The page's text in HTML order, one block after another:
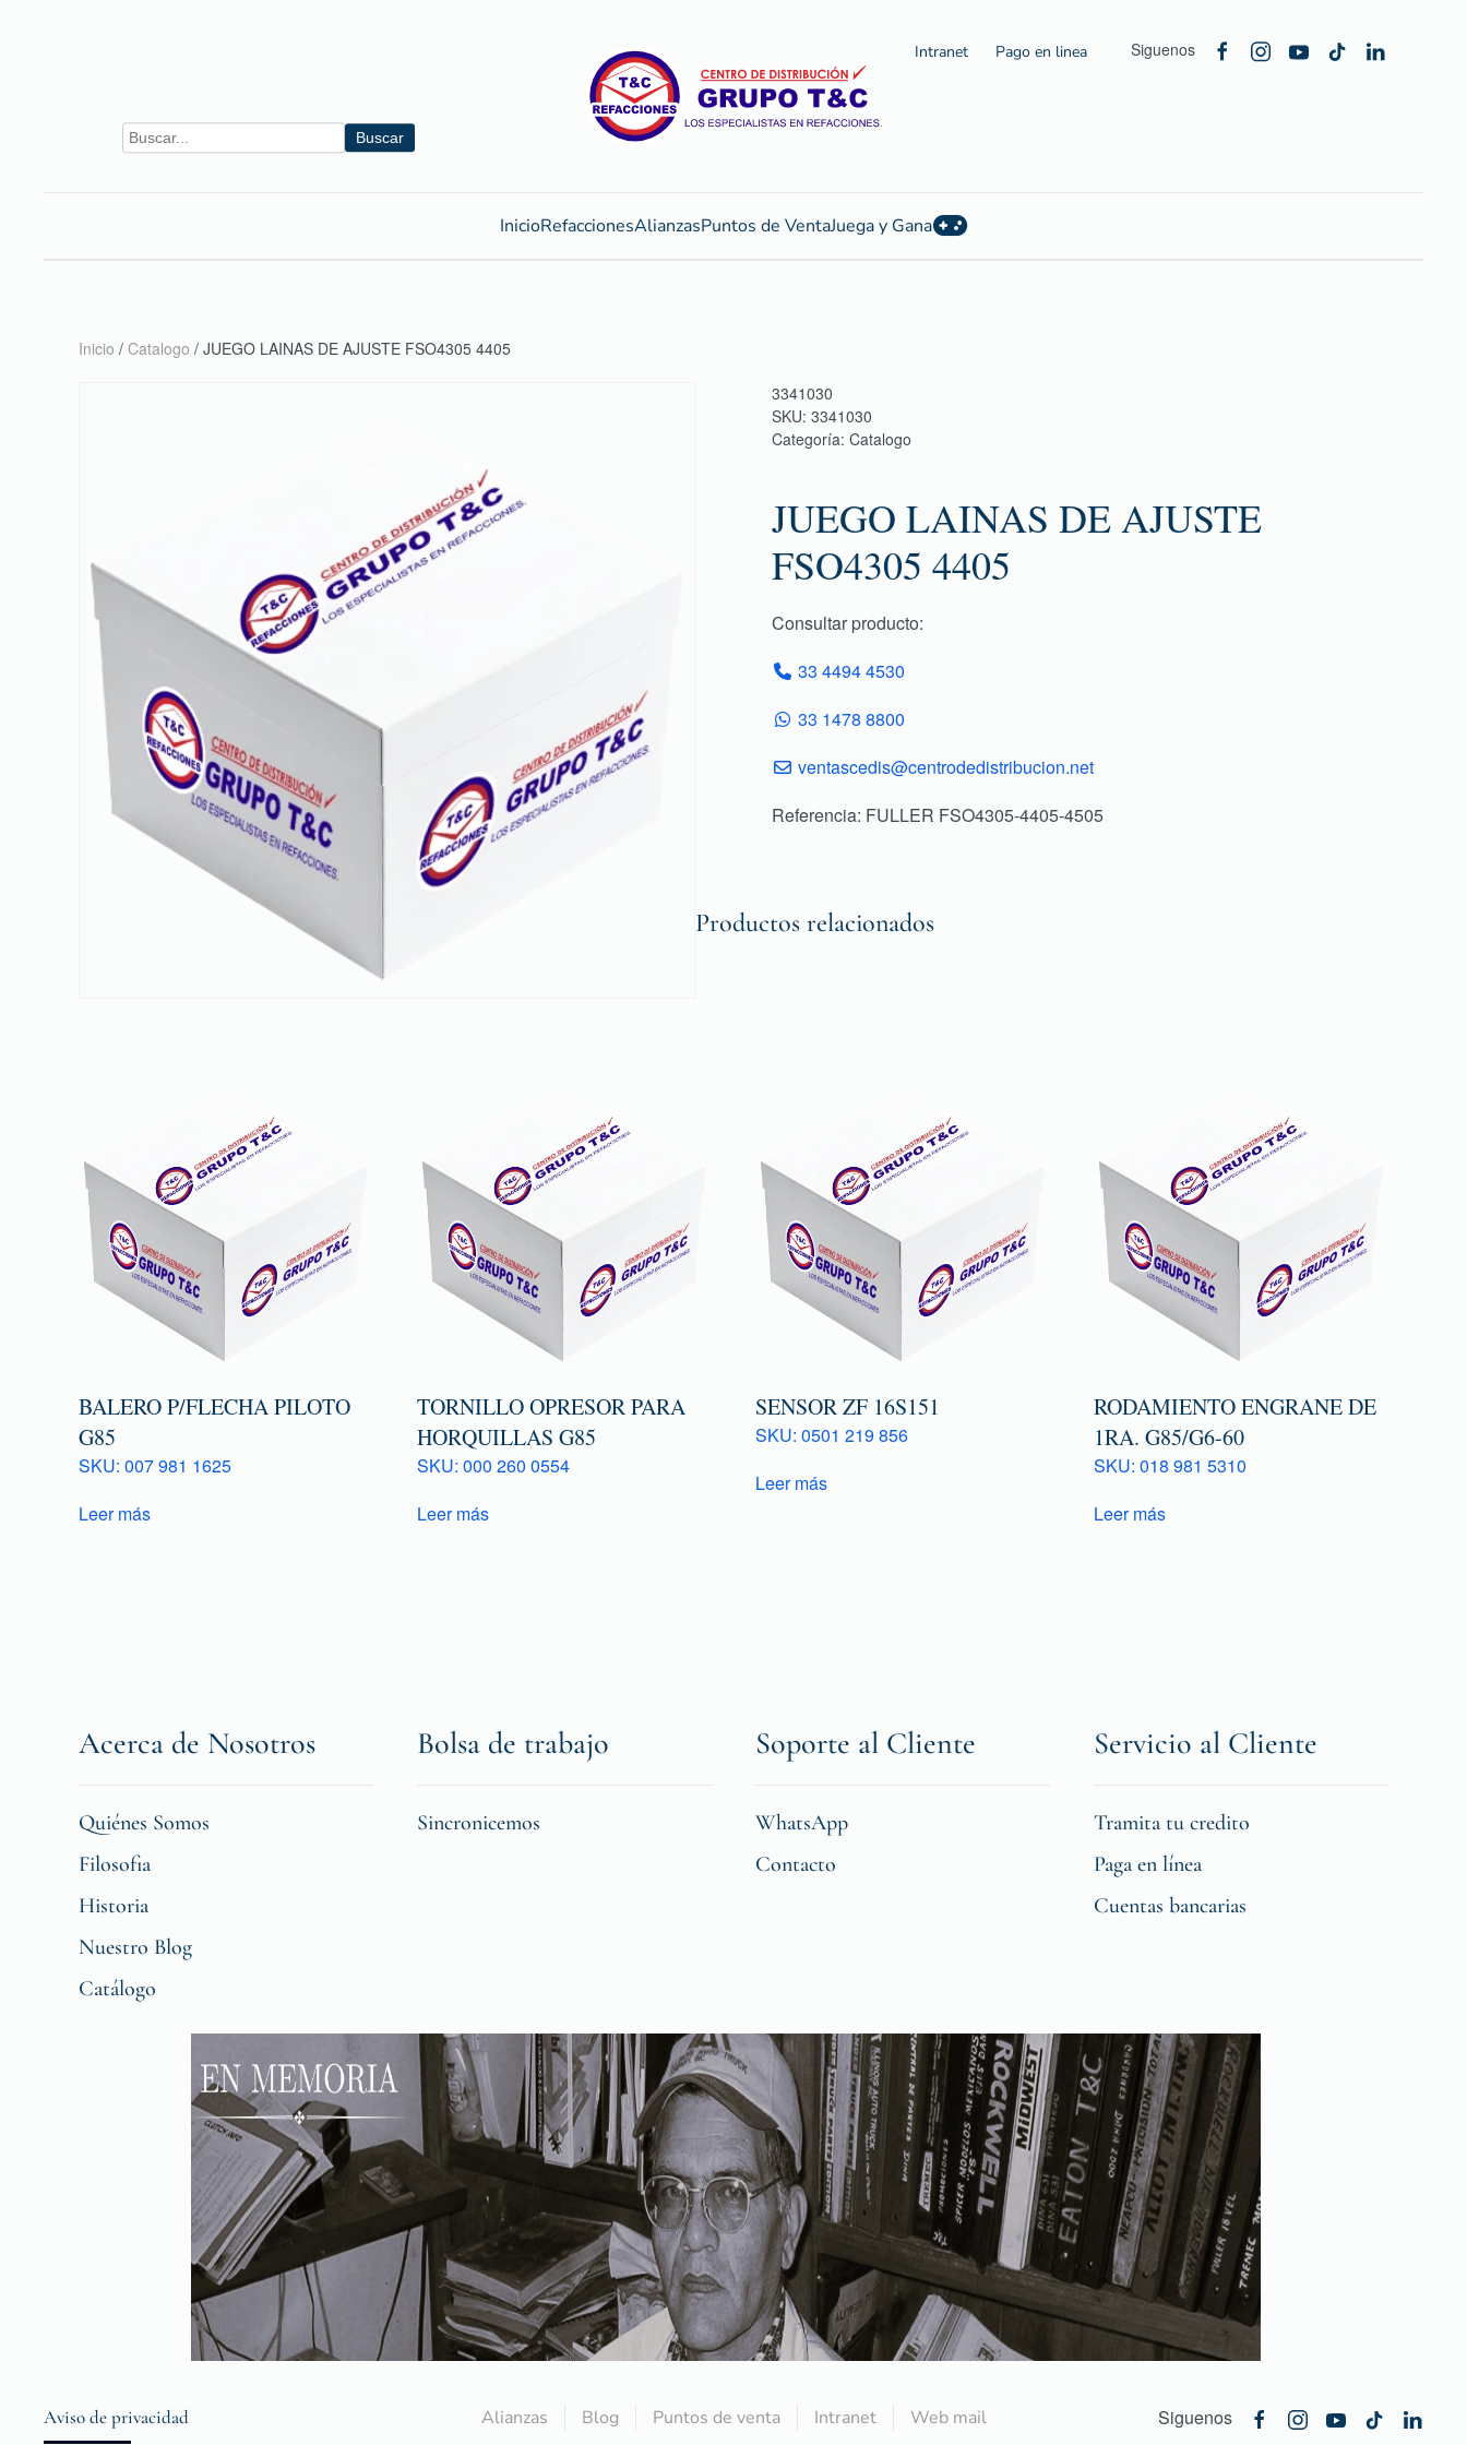
Buscar
Intranet Pago en linea Siguenos
InicioRefaccionesAlianzasPuntos de VentaJuega y Gana
Inicio / Catalogo / JUEGO LAINAS DE AJUSTE FSO4305 4405
3341030
SKU: 3341030
Categoría: Catalogo
JUEGO LAINAS DE AJUSTE
FSO4305 4405
Consultar producto:
33 4494 4530
33 1478 8800
ventascedis@centrodedistribucion.net
Referencia: FULLER FSO4305-4405-4505
Productos relacionados
BALERO P/FLECHA PILOTO
G85
SKU: 007 981 1625
Leer más
TORNILLO OPRESOR PARA
HORQUILLAS G85
SKU: 000 260 0554
Leer más
SENSOR ZF 16S151
SKU: 0501 219 856
Leer más
RODAMIENTO ENGRANE DE
1RA. G85/G6-60
SKU: 018 981 5310
Leer más
Acerca de Nosotros
Quiénes Somos
Filosofia
Historia
Nuestro Blog
Catálogo
Bolsa de trabajo
Sincronicemos
Soporte al Cliente
WhatsApp
Contacto
Servicio al Cliente
Tramita tu credito
Paga en línea
Cuentas bancarias
Aviso de privacidad Alianzas Blog Puntos de venta Intranet Web mail Siguenos